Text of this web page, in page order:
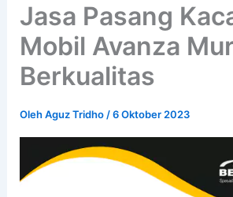
Jasa Pasang
Mobil Avanza
Berkualitas
OlehAguz Tridho /6 Oktober 2023